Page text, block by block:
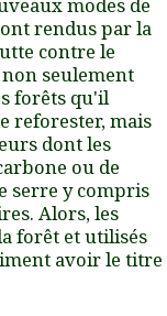
rendus par la
contre le
seulement
forêts qu'il
reforester, mais
dont les
ou de
serre y compris
Alors, les
forêt et utilisés
avoir le titre